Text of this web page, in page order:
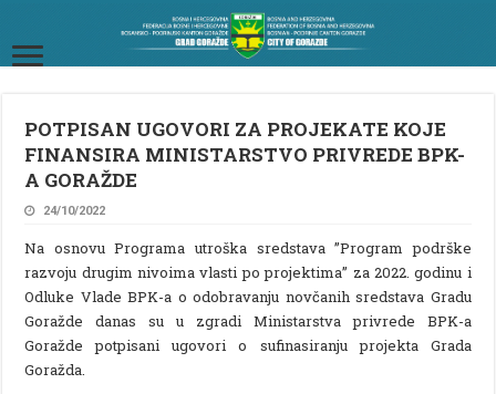
POTPISAN UGOVORI ZA PROJEKATE KOJE
FINANSIRA MINISTARSTVO PRIVREDE BPK-
A GORAŽDE
24/10/2022
Na osnovu Programa utroška sredstava ”Program podrške
razvoju drugim nivoima vlasti po projektima” za 2022. godinu i
Odluke Vlade BPK-a o odobravanju novčanih sredstava Gradu
Goražde danas su u zgradi Ministarstva privrede BPK-a
Goražde potpisani ugovori o sufinasiranju projekta Grada
Goražda.